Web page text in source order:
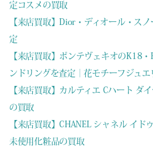
定コスメの買取
【来店買取】Dior・ディオール・ス
定
【来店買取】ポンテヴェキオのK18
ンドリングを査定｜花モチーフジュエ
【来店買取】カルティエ Cハート ダ
の買取
【来店買取】CHANEL シャネル イド
未使用化粧品の買取